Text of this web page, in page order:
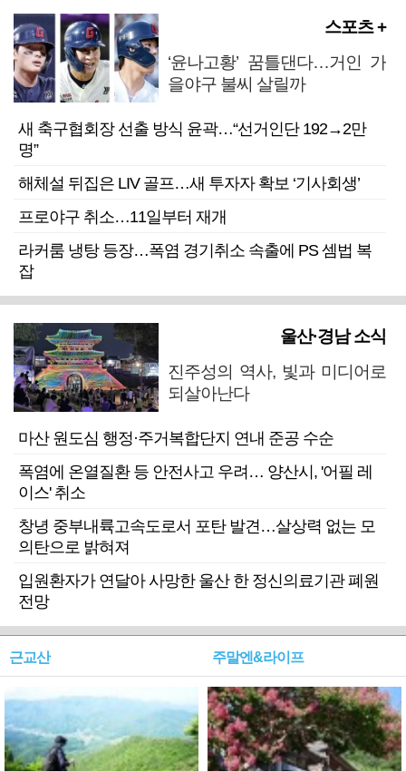
스포츠 +
‘윤나고황’ 꿈틀댄다…거인 가
을야구 불씨 살릴까
새 축구협회장 선출 방식 윤곽…“선거인단 192→2만
명”
해체설 뒤집은 LIV 골프…새 투자자 확보 ‘기사회생’
프로야구 취소…11일부터 재개
라커룸 냉탕 등장…폭염 경기취소 속출에 PS 셈법 복
잡
울산·경남 소식
진주성의 역사, 빛과 미디어로
되살아난다
마산 원도심 행정·주거복합단지 연내 준공 수순
폭염에 온열질환 등 안전사고 우려… 양산시, '어필 레
이스' 취소
창녕 중부내륙고속도로서 포탄 발견…살상력 없는 모
의탄으로 밝혀져
입원환자가 연달아 사망한 울산 한 정신의료기관 폐원
전망
근교산 주말엔&라이프